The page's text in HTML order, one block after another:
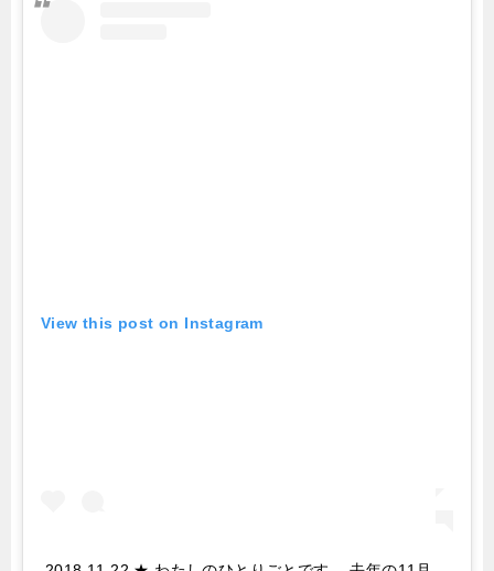
View this post on Instagram